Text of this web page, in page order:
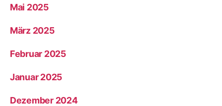
Mai 2025
März 2025
Februar 2025
Januar 2025
Dezember 2024